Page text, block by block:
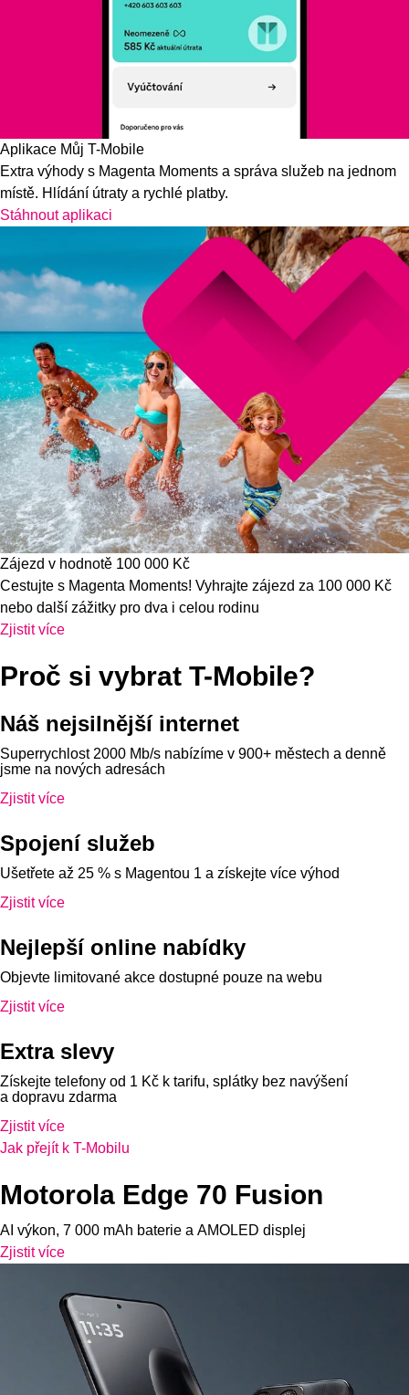
Aplikace Můj T-Mobile
Extra výhody s Magenta Moments a správa služeb na jednom
místě. Hlídání útraty a rychlé platby.
Stáhnout aplikaci
Zájezd v hodnotě 100 000 Kč
Cestujte s Magenta Moments! Vyhrajte zájezd za 100 000 Kč
nebo další zážitky pro dva i celou rodinu
Zjistit více
Proč si vybrat T-Mobile?
Náš nejsilnější internet
Superrychlost 2000 Mb/s nabízíme v 900+ městech a denně
jsme na nových adresách
Zjistit více
Spojení služeb
Ušetřete až 25 % s Magentou 1 a získejte více výhod
Zjistit více
Nejlepší online nabídky
Objevte limitované akce dostupné pouze na webu
Zjistit více
Extra slevy
Získejte telefony od 1 Kč k tarifu, splátky bez navýšení
a dopravu zdarma
Zjistit více
Jak přejít k T-Mobilu
Motorola Edge 70 Fusion
AI výkon, 7 000 mAh baterie a AMOLED displej
Zjistit více